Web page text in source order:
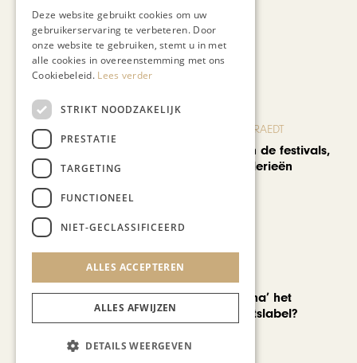
Recent nieuws
BLOG JO CORTENRAEDT
We verzuipen in de festivals,
feesten en braderieën
Is ‘Made in China’ het
nieuwe kwaliteitslabel?
Deze website gebruikt cookies om uw
gebruikerservaring te verbeteren. Door
onze website te gebruiken, stemt u in met
alle cookies in overeenstemming met ons
Cookiebeleid. Lees verder
STRIKT NOODZAKELIJK
PRESTATIE
TARGETING
FUNCTIONEEL
NIET-GECLASSIFICEERD
ALLES ACCEPTEREN
ALLES AFWIJZEN
DETAILS WEERGEVEN